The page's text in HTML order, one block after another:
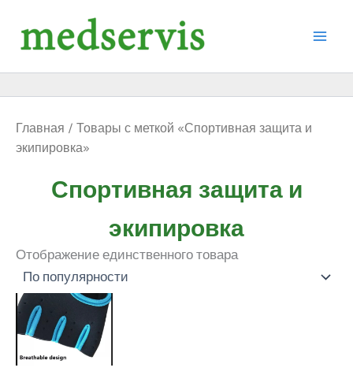
содержимому
Главная / Товары с меткой «Спортивная защита и
экипировка»
Спортивная защита и
экипировка
Отображение единственного товара